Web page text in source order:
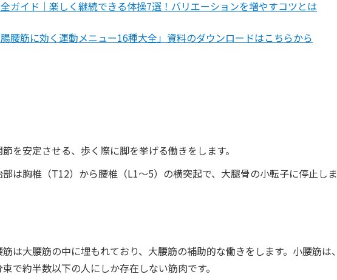
ガイド｜楽しく継続できる体操7選！バリエーションを増やすコツとは
腰筋に効く運動メニュー16種大全」資料のダウンロードはこちらから
を安定させる、歩く際に脚を挙げる働きをします。
は胸椎（T12）から腰椎（L1～5）の横突起で、大腿骨の小転子に停止しま
は大腰筋の中に埋もれており、大腰筋の補助的な働きをします。小腰筋は、
で約半数以下の人にしか存在しない筋肉です。